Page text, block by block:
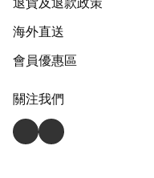
退貨及退款政策
海外直送
會員優惠區
關注我們